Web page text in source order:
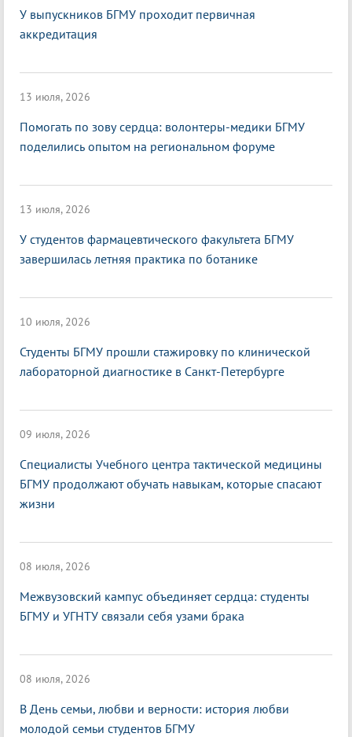
У выпускников БГМУ проходит первичная
аккредитация
13 июля, 2026
Помогать по зову сердца: волонтеры-медики БГМУ
поделились опытом на региональном форуме
13 июля, 2026
У студентов фармацевтического факультета БГМУ
завершилась летняя практика по ботанике
10 июля, 2026
Студенты БГМУ прошли стажировку по клинической
лабораторной диагностике в Санкт-Петербурге
09 июля, 2026
Специалисты Учебного центра тактической медицины
БГМУ продолжают обучать навыкам, которые спасают
жизни
08 июля, 2026
Межвузовский кампус объединяет сердца: студенты
БГМУ и УГНТУ связали себя узами брака
08 июля, 2026
В День семьи, любви и верности: история любви
молодой семьи студентов БГМУ